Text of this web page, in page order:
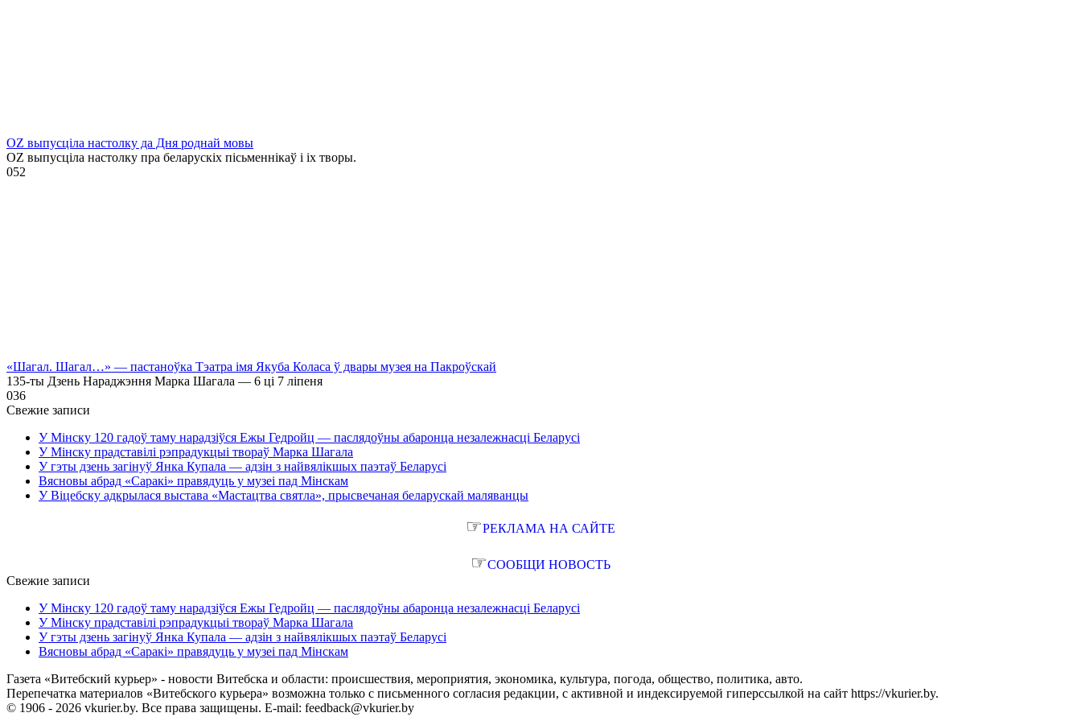
OZ выпусціла настолку да Дня роднай мовы
OZ выпусціла настолку пра беларускіх пісьменнікаў і іх творы.
052
«Шагал. Шагал…» — пастаноўка Тэатра імя Якуба Коласа ў двары музея на Пакроўскай
135-ты Дзень Нараджэння Марка Шагала — 6 ці 7 ліпеня
036
Свежие записи
У Мінску 120 гадоў таму нарадзіўся Ежы Гедройц — паслядоўны абаронца незалежнасці Беларусі
У Мінску прадставілі рэпрадукцыі твораў Марка Шагала
У гэты дзень загінуў Янка Купала — адзін з найвялікшых паэтаў Беларусі
Вясновы абрад «Саракі» правядуць у музеі пад Мінскам
У Віцебску адкрылася выстава «Мастацтва святла», прысвечаная беларускай маляванцы
☞РЕКЛАМА НА САЙТЕ
☞СООБЩИ НОВОСТЬ
Свежие записи
У Мінску 120 гадоў таму нарадзіўся Ежы Гедройц — паслядоўны абаронца незалежнасці Беларусі
У Мінску прадставілі рэпрадукцыі твораў Марка Шагала
У гэты дзень загінуў Янка Купала — адзін з найвялікшых паэтаў Беларусі
Вясновы абрад «Саракі» правядуць у музеі пад Мінскам
Газета «Витебский курьер» - новости Витебска и области: происшествия, мероприятия, экономика, культура, погода, общество, политика, авто.
Перепечатка материалов «Витебского курьера» возможна только с письменного согласия редакции, с активной и индексируемой гиперссылкой на сайт https://vkurier.by.
© 1906 - 2026 vkurier.by. Все права защищены. E-mail: feedback@vkurier.by